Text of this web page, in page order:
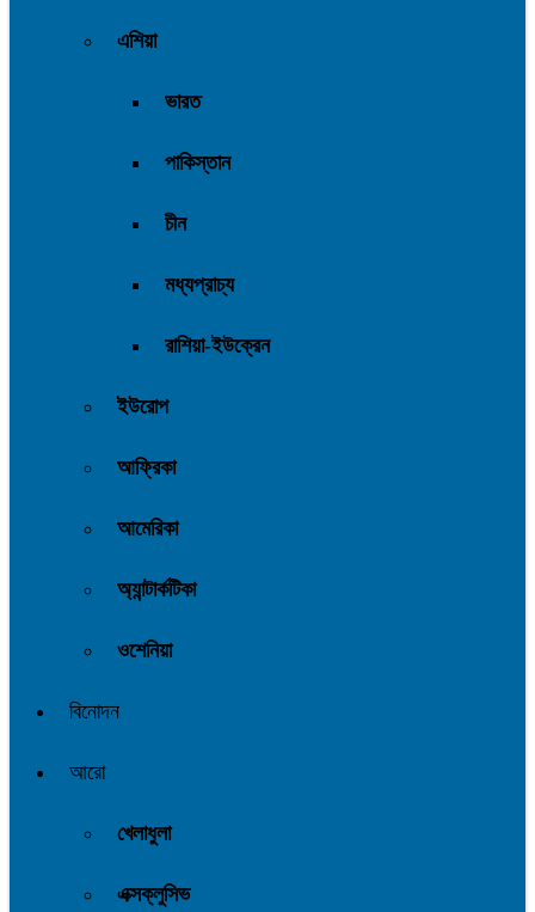
এশিয়া
ভারত
পাকিস্তান
চীন
মধ্যপ্রাচ্য
রাশিয়া-ইউক্রেন
ইউরোপ
আফ্রিকা
আমেরিকা
অ্যান্টার্কটিকা
ওশেনিয়া
বিনোদন
আরো
খেলাধুলা
এক্সক্লুসিভ